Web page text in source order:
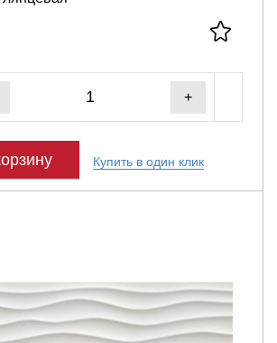
+
Купить в один клик